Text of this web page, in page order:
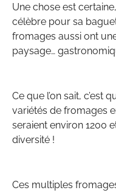
Une chose est
célèbre pour sa
fromages aussi ont
paysage…
Ce que l’on sait, c’est
variétés de fromages
seraient environ 1200
diversité !
Ces multiples